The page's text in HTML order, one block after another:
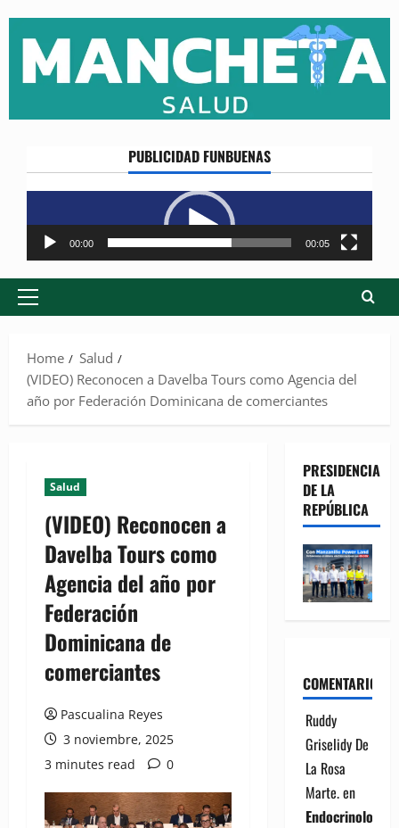
content
PUBLICIDAD FUNBUENAS
Reproductor
de
vídeo
00:00 00:05
Primary
Home
Salud
(VIDEO) Reconocen a Davelba Tours como Agencia del
año por Federación Dominicana de comerciantes
Salud
(VIDEO) Reconocen a
Davelba Tours como
Agencia del año por
Federación
Dominicana de
comerciantes
Pascualina Reyes
3 noviembre, 2025
3 minutes read
0
PRESIDENCIA
DE LA
REPÚBLICA
COMENTARIOS
Ruddy
Griselidy De
La Rosa
Marte.en
Endocrinología